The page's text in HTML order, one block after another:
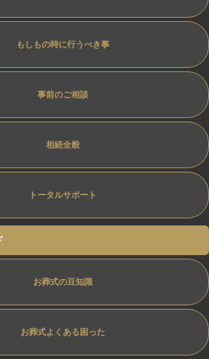
もしもの時に行うべき事
事前のご相談
相続全般
トータルサポート
お葬式の豆知識
お葬式よくある困った